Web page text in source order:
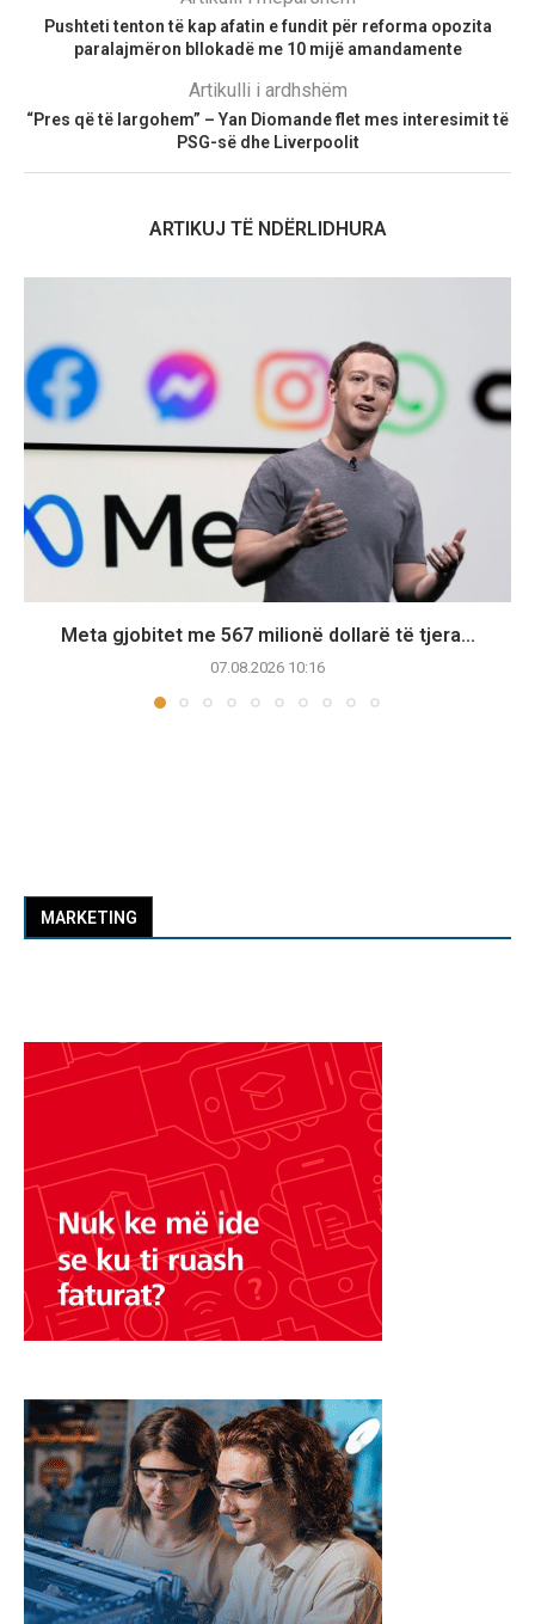
Pushteti tenton të kap afatin e fundit për reforma opozita
paralajmëron bllokadë me 10 mijë amandamente
Artikulli i ardhshëm
“Pres që të largohem” – Yan Diomande flet mes interesimit të
PSG-së dhe Liverpoolit
ARTIKUJ TË NDËRLIDHURA
Meta gjobitet me 567 milionë dollarë të tjera...
07.08.2026 10:16
MARKETING